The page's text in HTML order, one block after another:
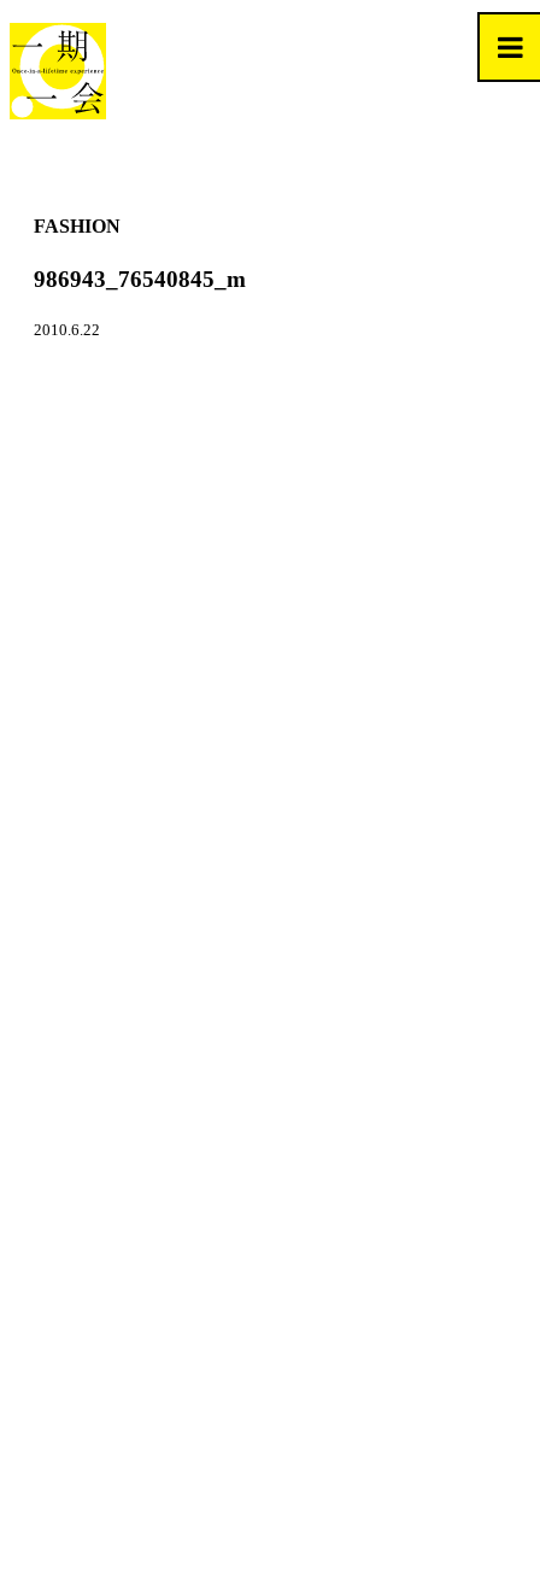
FASHION
986943_76540845_m
2010.6.22